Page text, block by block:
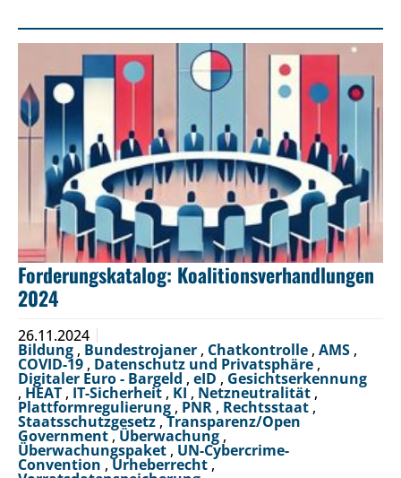
Forderungskatalog: Koalitionsverhandlungen
2024
26.11.2024
Bildung , Bundestrojaner , Chatkontrolle , AMS ,
COVID-19 , Datenschutz und Privatsphäre ,
Digitaler Euro - Bargeld , eID , Gesichtserkennung
, HEAT , IT-Sicherheit , KI , Netzneutralität ,
Plattformregulierung , PNR , Rechtsstaat ,
Staatsschutzgesetz ,Transparenz/Open
Government,Überwachung ,
Überwachungspaket , UN-Cybercrime-
Convention ,Urheberrecht ,